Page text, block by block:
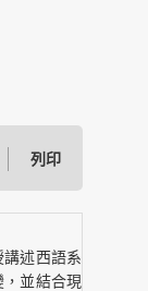
列印
述西語系
，並結合現